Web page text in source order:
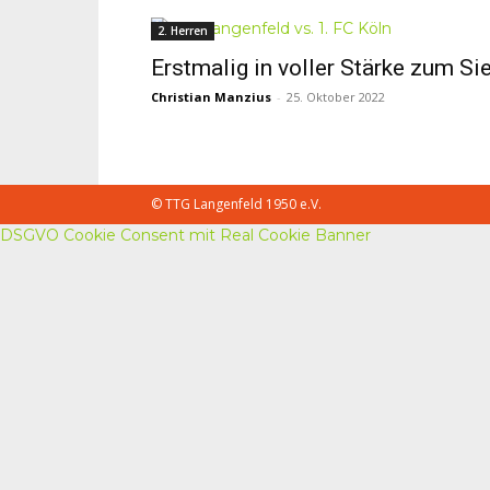
2. Herren
Erstmalig in voller Stärke zum
Christian Manzius - 25. Oktober 2022
© TTG Langenfeld 1950 e.V.
DSGVO Cookie Consent mit Real Cookie Banner